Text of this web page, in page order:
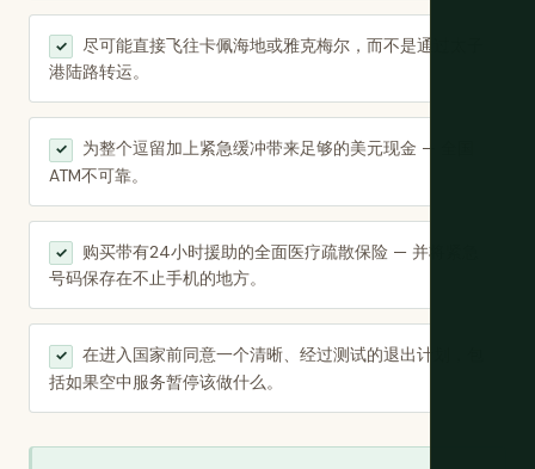
✓
尽可能直接飞往卡佩海地或雅克梅尔，而不是通过太子
港陆路转运。
✓
为整个逗留加上紧急缓冲带来足够的美元现金 — 全国
ATM不可靠。
✓
购买带有24小时援助的全面医疗疏散保险 — 并将紧急
号码保存在不止手机的地方。
✓
在进入国家前同意一个清晰、经过测试的退出计划，包
括如果空中服务暂停该做什么。